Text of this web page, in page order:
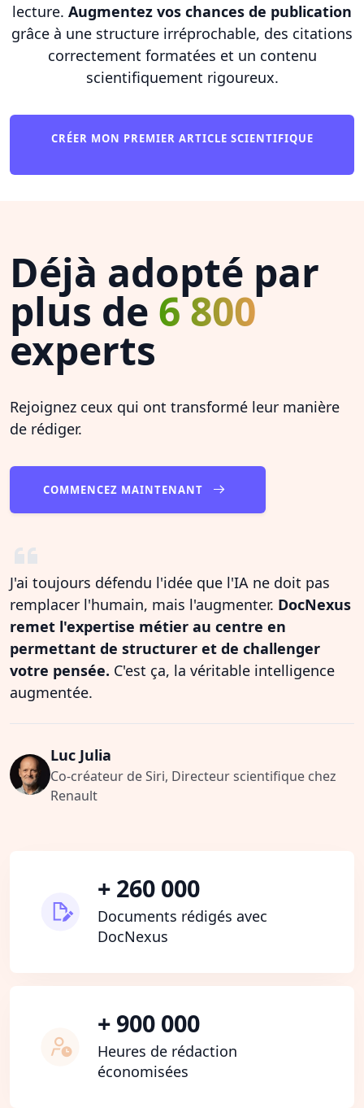
lecture. Augmentez vos chances de publication
grâce à une structure irréprochable, des citations
correctement formatées et un contenu
scientifiquement rigoureux.
CRÉER MON PREMIER ARTICLE SCIENTIFIQUE
Déjà adopté par
plus de 6 800
experts
Rejoignez ceux qui ont transformé leur manière
de rédiger.
COMMENCEZ MAINTENANT
J'ai toujours défendu l'idée que l'IA ne doit pas
remplacer l'humain, mais l'augmenter. DocNexus
remet l'expertise métier au centre en
permettant de structurer et de challenger
votre pensée. C'est ça, la véritable intelligence
augmentée.
Luc Julia
Co-créateur de Siri, Directeur scientifique chez
Renault
+ 260 000
Documents rédigés avec
DocNexus
+ 900 000
Heures de rédaction
économisées